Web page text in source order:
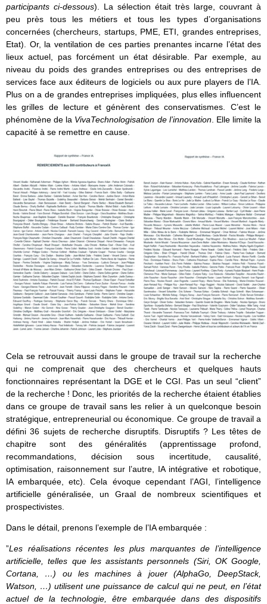
participants ci-dessous). La sélection était très large, couvrant à
peu près tous les métiers et tous les types d’organisations
concernées (chercheurs, startups, PME, ETI, grandes entreprises,
Etat). Or, la ventilation de ces parties prenantes incarne l’état des
lieux actuel, pas forcément un état désirable. Par exemple, au
niveau du poids des grandes entreprises ou des entreprises de
services face aux éditeurs de logiciels ou aux pure players de l’IA.
Plus on a de grandes entreprises impliquées, plus elles influencent
les grilles de lecture et génèrent des conservatismes. C’est le
phénomène de la VivaTechnologisation de l’innovation. Elle limite la
capacité à se remettre en cause.
Cela se retrouvait aussi dans le groupe de travail sur la recherche
qui ne comprenait que des chercheurs et quelques hauts
fonctionnaires représentant la DGE et le CGI. Pas un seul “client”
de la recherche ! Donc, les priorités de la recherche étaient établies
dans ce groupe de travail sans les relier à un quelconque besoin
stratégique, entrepreneurial ou économique. Ce groupe de travail a
défini 36 sujets de recherche disruptifs. Disruptifs ? Les têtes de
chapitre sont des généralités (apprentissage profond,
recommandations, décision sous incertitude, causalité,
optimisation, raisonnement sur l’autre, IA intégrative et robotique,
IA embarquée, etc). Cela évoque cependant l’AGI, l’intelligence
artificielle généralisée, un Graal de nombreux scientifiques et
prospectivistes.
Dans le détail, prenons l’exemple de l’IA embarquée :
”Les réalisations récentes les plus marquantes de l’intelligence
artificielle, telles que les assistants personnels (Siri, OK Google,
Cortana, …) ou les machines à jouer (AlphaGo, DeepStack,
Watson, …) utilisent une puissance de calcul qui ne peut, en l’état
actuel de la technologie, être embarquée dans des dispositifs